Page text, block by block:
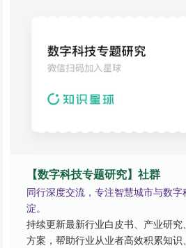
【数字科技专题研究】社群
同行深度交流，专注智慧城市与数
淀。
持续更新最新行业白皮书、产业研
方案，帮助行业从业者高效积累知识